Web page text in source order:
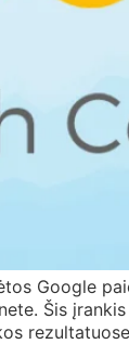
Google
Šis